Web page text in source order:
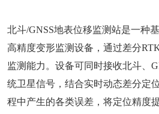
北斗/GNSS地表位移监测站是一种
高精度变形监测设备，通过差分
监测能力。设备可同时接收北斗、
统卫星信号，结合实时动态差分定
程中产生的各类误差，将定位精度